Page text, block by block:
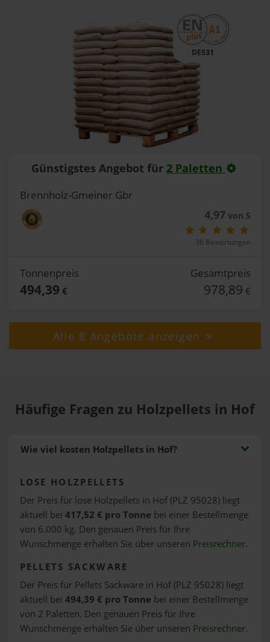
DE531
Günstigstes Angebot für 2 Paletten
Brennholz-Gmeiner Gbr
4,97von 5
36 Bewertungen
Tonnenpreis
494,39 €
Gesamtpreis
978,89 €
Alle 8 Angebote anzeigen
Häufige Fragen zu Holzpellets in Hof
Wie viel kosten Holzpellets in Hof?
LOSE HOLZPELLETS
Der Preis für lose Holzpellets in Hof (PLZ 95028) liegt
aktuell bei 417,52 € pro Tonne bei einer Bestellmenge
von 6.000 kg. Den genauen Preis für Ihre
Wunschmenge erhalten Sie über unseren Preisrechner.
PELLETS SACKWARE
Der Preis für Pellets Sackware in Hof (PLZ 95028) liegt
aktuell bei 494,39 € pro Tonne bei einer Bestellmenge
von 2 Paletten. Den genauen Preis für Ihre
Wunschmenge erhalten Sie über unseren Preisrechner.